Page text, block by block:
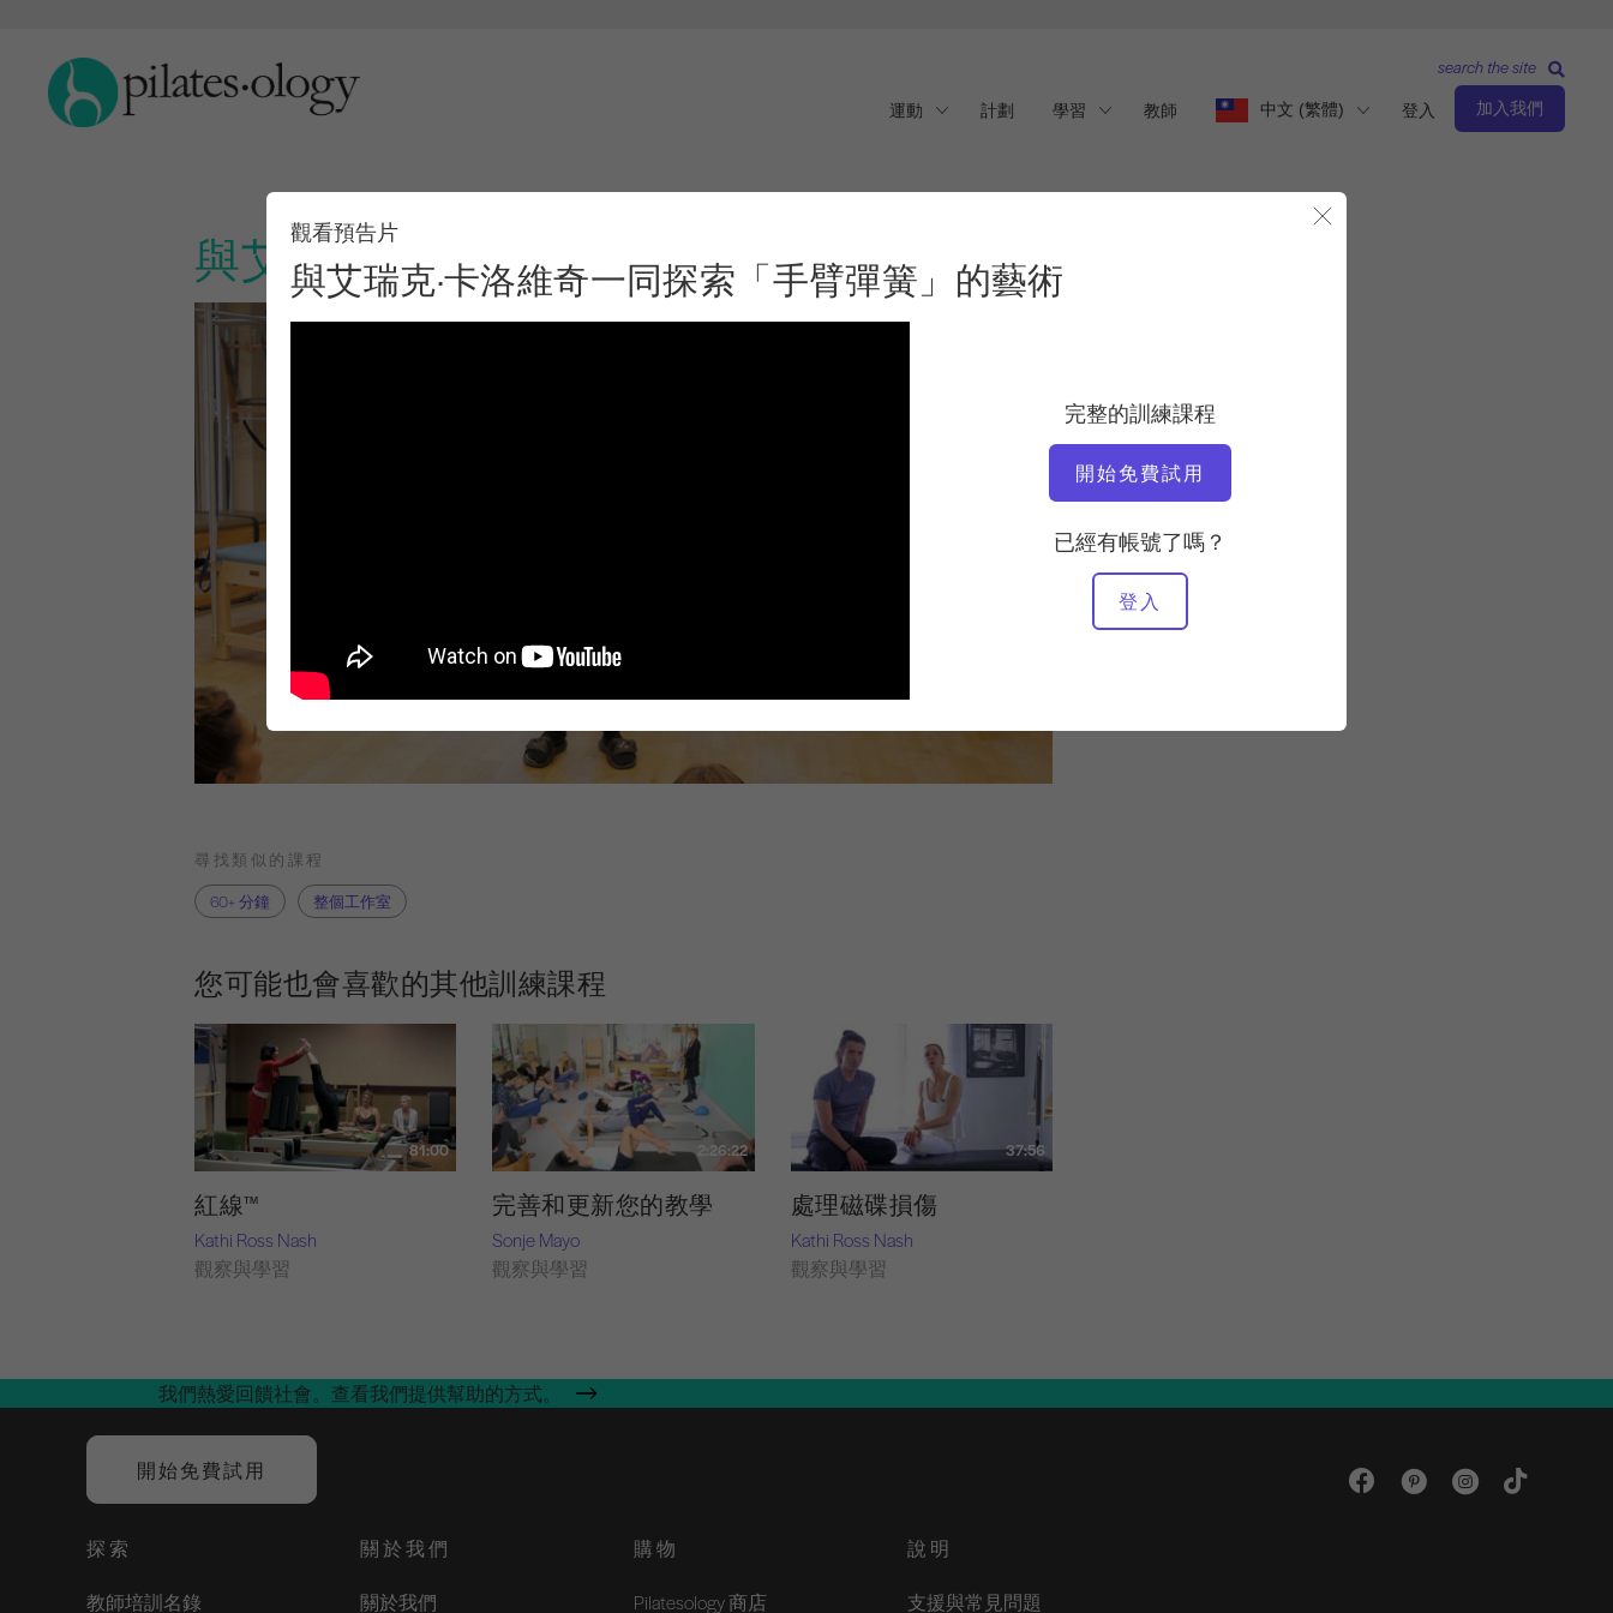
運動 計劃 學習 教師 中文 (繁體) 登入 加入我們
search the site
與艾瑞克·卡洛維奇一同探索「手臂彈簧」的藝術
觀看預告片
與艾瑞克·卡洛維奇一同探索「手臂彈簧」的藝術
完整的訓練課程
開始免費試用
已經有帳號了嗎？
登入
艾瑞克·卡洛維奇
視訊時間
2:02:00
所需設備
整個工作室
尋找類似的課程
60+ 分鐘
整個工作室
您可能也會喜歡的其他訓練課程
81:00
紅線™
Kathi Ross Nash
觀察與學習
2:26:22
完善和更新您的教學
Sonje Mayo
觀察與學習
37:56
處理磁碟損傷
Kathi Ross Nash
觀察與學習
我們熱愛回饋社會。查看我們提供幫助的方式。
開始免費試用
探索
教師培訓名錄
關於我們
關於我們
購物
Pilatesology 商店
說明
支援與常見問題